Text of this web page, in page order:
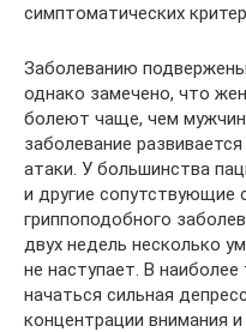
симптоматических
Заболеванию
однако замечено, что
болеют чаще, чем
заболевание
атаки. У большинства
и другие сопутствующие
гриппоподобного
двух недель несколько
не наступает. В
начаться сильная
концентрации внимания